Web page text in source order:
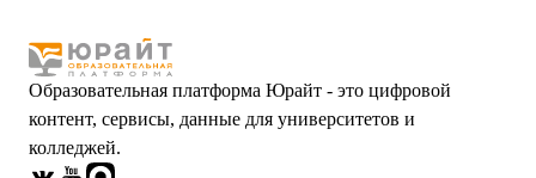
Образовательная платформа Юрайт - это цифровой
контент, сервисы, данные для университетов и
колледжей.